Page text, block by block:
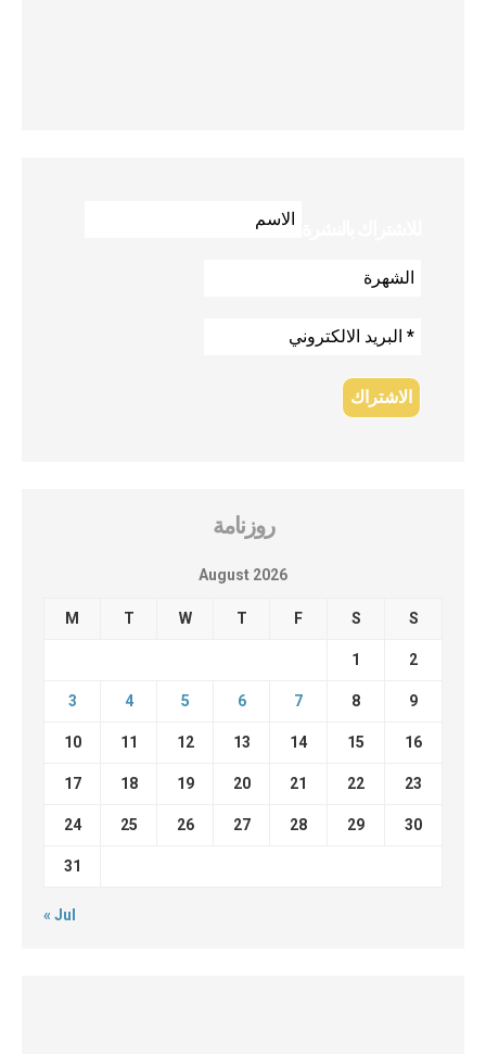
روزنامة
August 2026
M T W T F S S
1 2
3 4 5 6 7 8 9
10 11 12 13 14 15 16
17 18 19 20 21 22 23
24 25 26 27 28 29 30
31
« Jul